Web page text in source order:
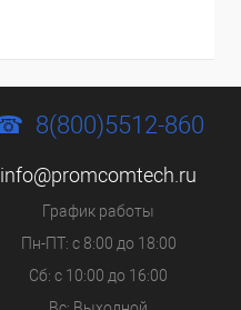
8(800)5512-860
info@promcomtech.ru
График работы
Пн-ПТ: с 8:00 до 18:00
Сб: с 10:00 до 16:00